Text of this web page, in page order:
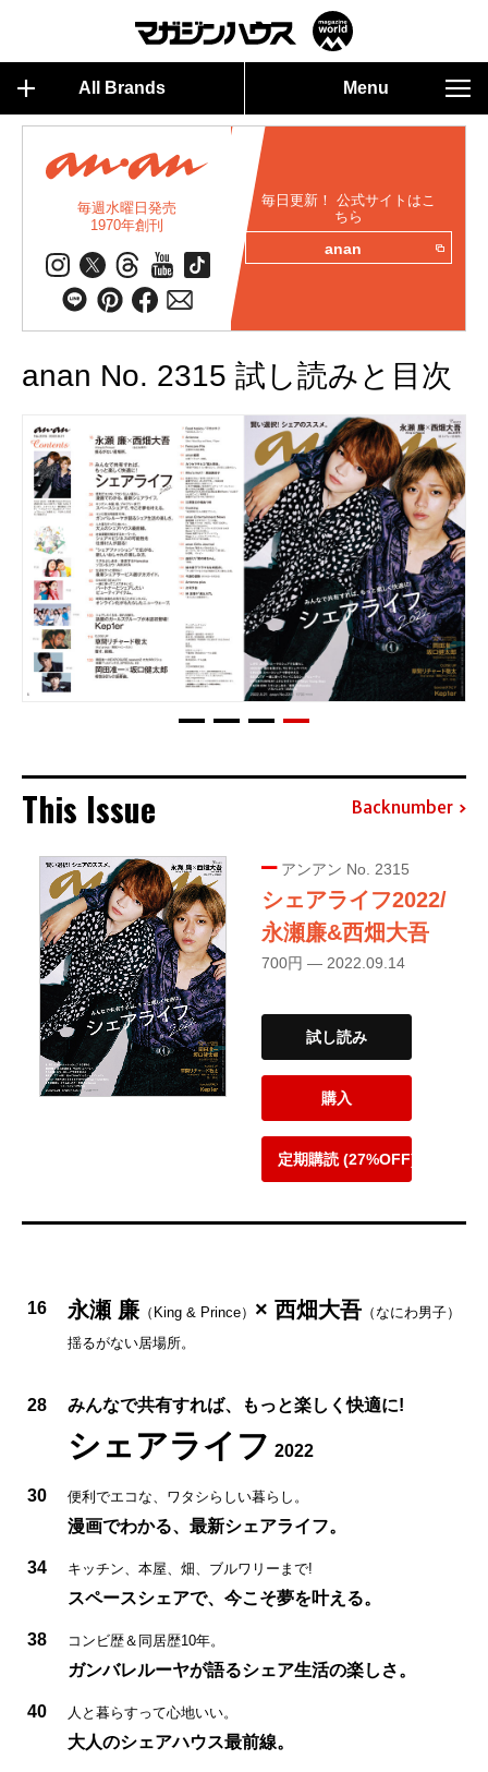
All Brands Menu
毎週水曜日発売
1970年創刊
毎日更新！ 公式サイトはこ
ちら
anan
anan No. 2315 試し読みと目次
This Issue Backnumber
アンアン No. 2315
シェアライフ2022/
永瀬廉&西畑大吾
700円 — 2022.09.14
試し読み
購入
定期購読 (27%OFF)
16 永瀬 廉 （King & Prince） × 西畑大吾 （なにわ男子）
揺るがない居場所。
28 みんなで共有すれば、もっと楽しく快適に!
シェアライフ 2022
30 便利でエコな、ワタシらしい暮らし。
漫画でわかる、最新シェアライフ。
34 キッチン、本屋、畑、ブルワリーまで!
スペースシェアで、今こそ夢を叶える。
38 コンビ歴＆同居歴10年。
ガンバレルーヤが語るシェア生活の楽しさ。
40 人と暮らすって心地いい。
大人のシェアハウス最前線。